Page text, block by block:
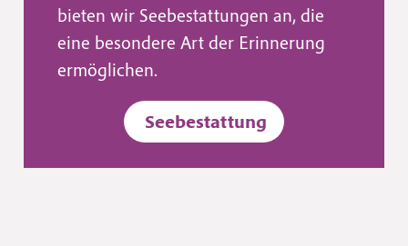
bieten wir Seebestattungen an, die
eine besondere Art der Erinnerung
ermöglichen.
Seebestattung